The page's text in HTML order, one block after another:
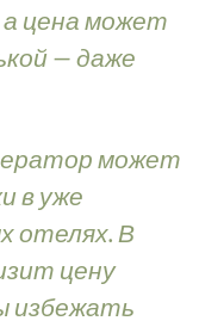
цена может
— даже
может
в уже
отелях. В
цену
избежать